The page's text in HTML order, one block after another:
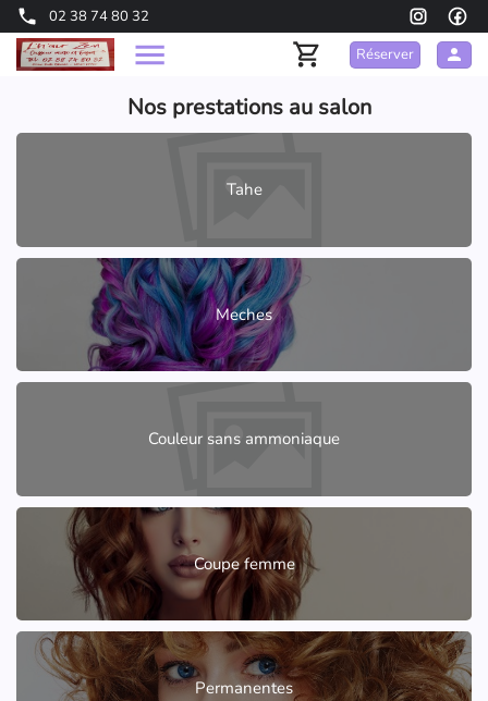
02 38 74 80 32
Réserver
Nos prestations au salon
Tahe
Meches
Couleur sans ammoniaque
Coupe femme
Permanentes